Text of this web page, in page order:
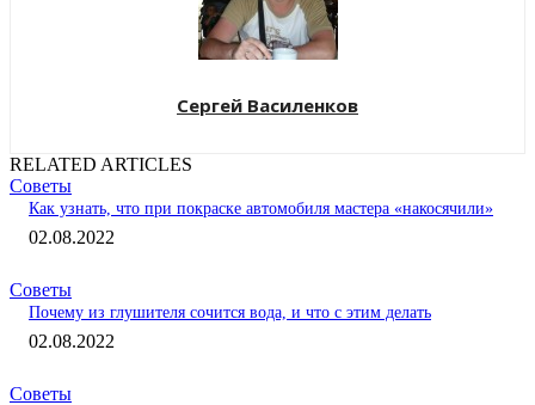
Сергей Василенков
RELATED ARTICLES
Советы
Как узнать, что при покраске автомобиля мастера «накосячили»
02.08.2022
Советы
Почему из глушителя сочится вода, и что с этим делать
02.08.2022
Советы